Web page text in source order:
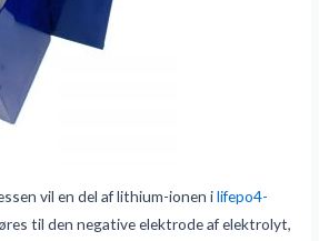
vil en del af lithium-ionen ilifepo4-
til den negative elektrode af elektrolyt,